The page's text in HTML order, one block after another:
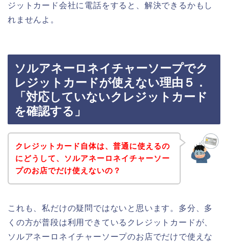
ジットカード会社に電話をすると、解決できるかもし
れませんよ。
ソルアネーロネイチャーソープでク
レジットカードが使えない理由５．
「対応していないクレジットカード
を確認する」
クレジットカード自体は、普通に使えるの
にどうして、ソルアネーロネイチャーソー
プのお店でだけ使えないの？
これも、私だけの疑問ではないと思います。多分、多
くの方が普段は利用できているクレジットカードが、
ソルアネーロネイチャーソープのお店でだけで使えな